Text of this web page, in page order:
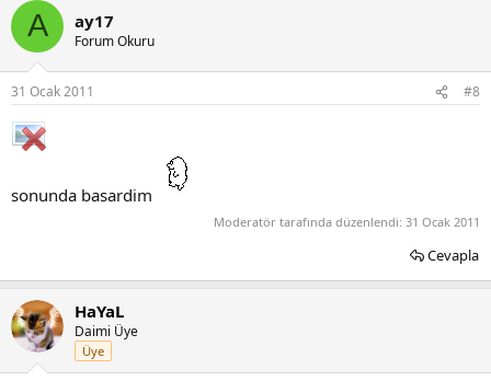
A ay17
Forum Okuru
31 Ocak 2011 #8
sonunda basardim
Moderatör tarafında düzenlendi: 31 Ocak 2011
Cevapla
HaYaL
Daimi Üye
Üye